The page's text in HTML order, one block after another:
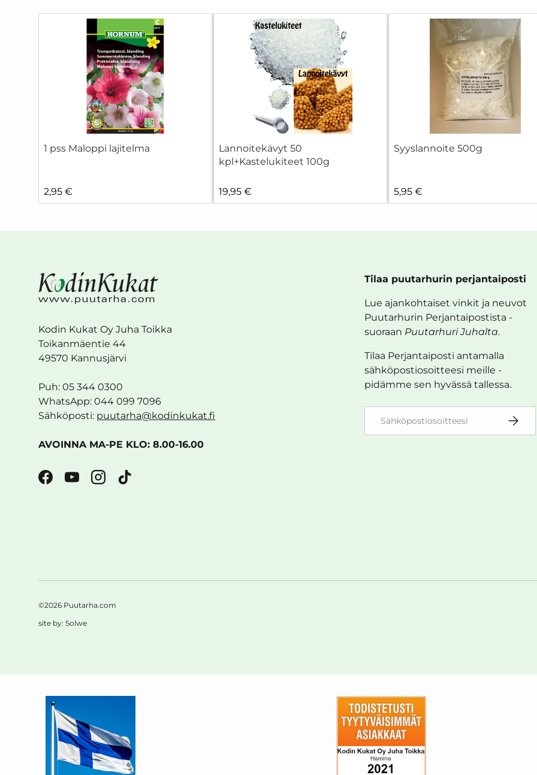
1 pss Maloppi lajitelma
2,95 €
Lannoitekävyt 50
kpl+Kastelukiteet 100g
19,95 €
Syyslannoite 500g
5,95 €
Kodin Kukat Oy Juha Toikka
Toikanmäentie 44
49570 Kannusjärvi
Puh: 05 344 0300
WhatsApp: 044 099 7096
Sähköposti: puutarha@kodinkukat.fi
AVOINNA MA-PE KLO: 8.00-16.00
Facebook
YouTubeInstagram
TikTok
Tilaa puutarhurin perjantaiposti
Lue ajankohtaiset vinkit ja neuvot
Puutarhurin Perjantaipostista -
suoraan Puutarhuri Juhalta.
Tilaa Perjantaiposti antamalla
sähköpostiosoitteesi meille -
pidämme sen hyvässä tallessa.
TILAA
©2026 Puutarha.com
site by: Solwe